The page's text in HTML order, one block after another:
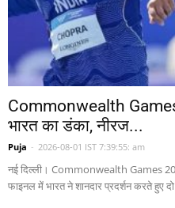
Commonwealth
भारत का डंका, नीरज...
Puja - 2026-08-01 IST 7:39:55: am
नई दिल्ली। Commonwealth Games
फाइनल में भारत ने शानदार प्रदर्शन करते हुए